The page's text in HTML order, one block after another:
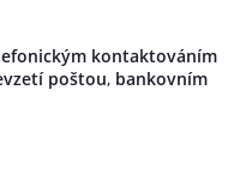
kontaktováním
poštou, bankovním